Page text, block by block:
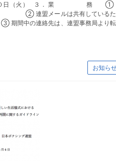
０日（火） ３． 業 務 ①
盟メールは共有しているた
絡先は、連盟事務局より転
お知ら